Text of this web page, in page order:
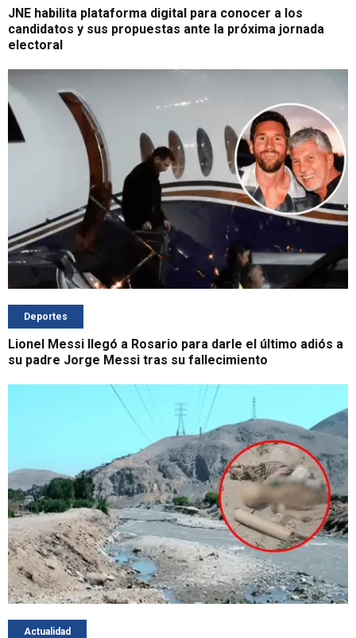
JNE habilita plataforma digital para conocer a los
candidatos y sus propuestas ante la próxima jornada
electoral
Deportes
Lionel Messi llegó a Rosario para darle el último adiós a
su padre Jorge Messi tras su fallecimiento
Actualidad